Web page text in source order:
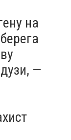
на
—